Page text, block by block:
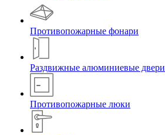
Противопожарные фонари
Раздвижные алюминиевые двери
Противопожарные люки